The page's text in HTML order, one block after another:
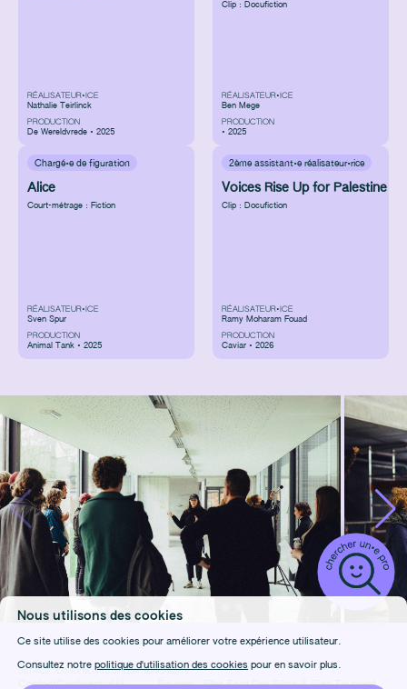
RÉALISATEUR•ICE
Nathalie Teirlinck
PRODUCTION
De Wereldvrede • 2025
Clip : Docufiction
RÉALISATEUR•ICE
Ben Mege
PRODUCTION
• 2025
Chargé·e de figuration
Alice
Court-métrage : Fiction
RÉALISATEUR•ICE
Sven Spur
PRODUCTION
Animal Tank • 2025
2ème assistant·e réalisateur·rice
Voices Rise Up for Palestine
Clip : Docufiction
RÉALISATEUR•ICE
Ramy Moharam Fouad
PRODUCTION
Caviar • 2026
Nous utilisons des cookies
Ce site utilise des cookies pour améliorer votre expérience utilisateur.
Consultez notrepolitique d'utilisation des cookies pour en savoir plus.
Contact
CONDITIONS D'UTILISATION
Confidentialité
CRÉDITS
Équipes :Elles Font Des Films&Elles Tournent